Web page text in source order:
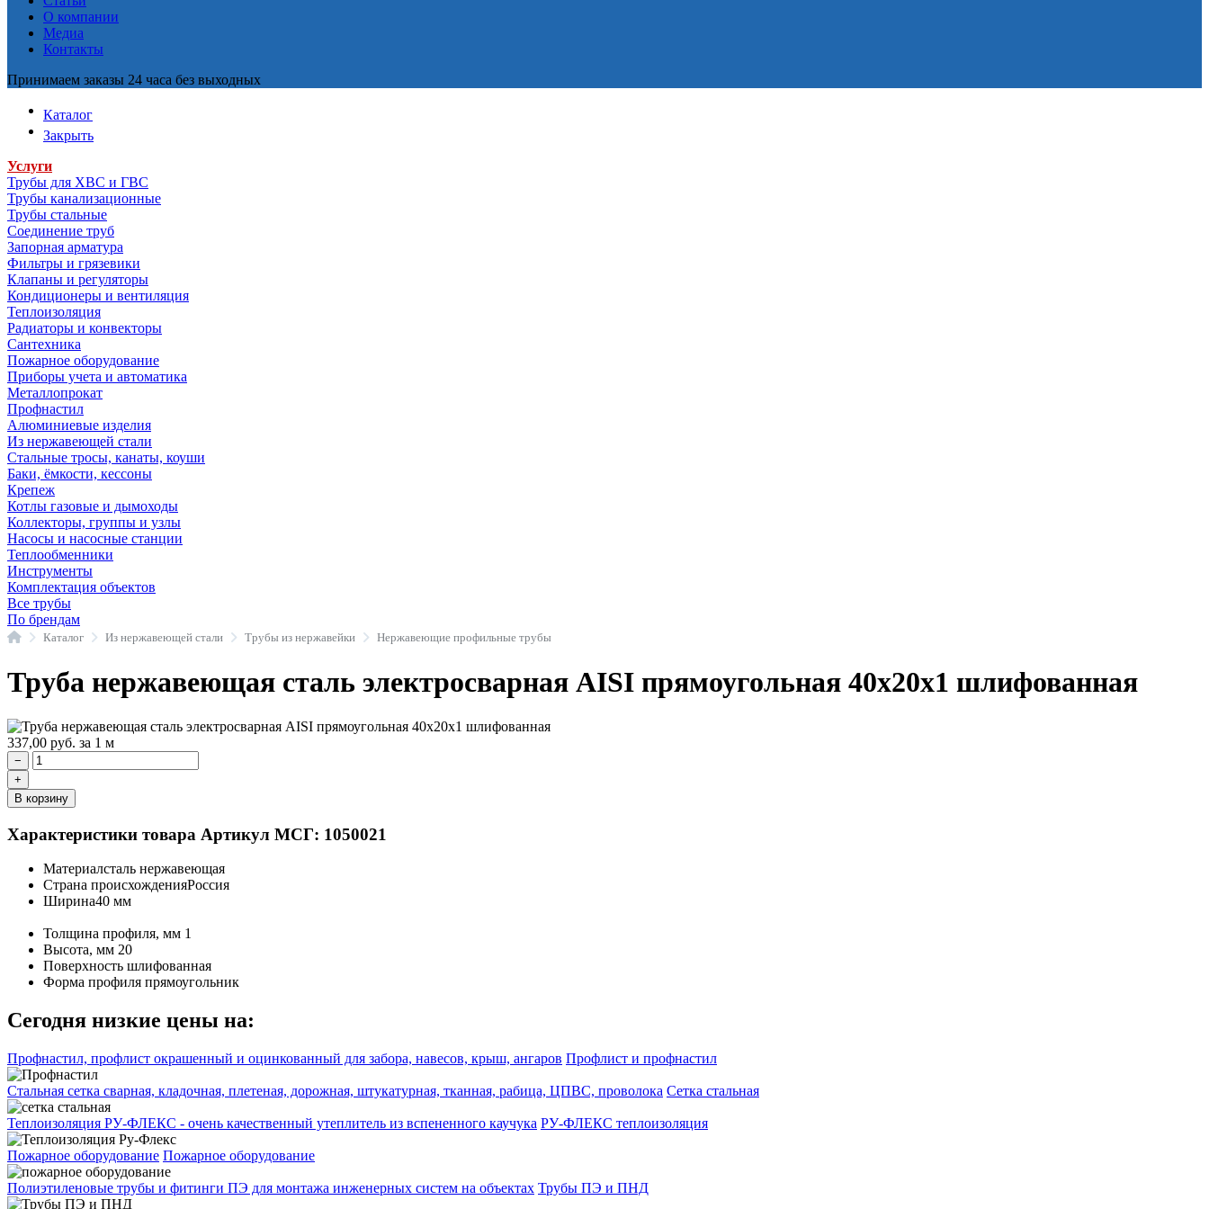
О компании
Медиа
Контакты
Принимаем заказы 24 часа без выходных
Каталог
Закрыть
Услуги
Трубы для ХВС и ГВС
Трубы канализационные
Трубы стальные
Соединение труб
Запорная арматура
Фильтры и грязевики
Клапаны и регуляторы
Кондиционеры и вентиляция
Теплоизоляция
Радиаторы и конвекторы
Сантехника
Пожарное оборудование
Приборы учета и автоматика
Металлопрокат
Профнастил
Алюминиевые изделия
Из нержавеющей стали
Стальные тросы, канаты, коуши
Баки, ёмкости, кессоны
Крепеж
Котлы газовые и дымоходы
Коллекторы, группы и узлы
Насосы и насосные станции
Теплообменники
Инструменты
Комплектация объектов
Все трубы
По брендам
ГлавнаяКаталог Из нержавеющей стали Трубы из нержавейки Нержавеющие профильные трубы
Труба нержавеющая сталь электросварная AISI прямоугольная 40х20х1 шлифованная
337,00 руб. за 1 м
−
+
В корзину
Характеристики товара Артикул МСГ: 1050021
Материалсталь нержавеющая
Страна происхожденияРоссия
Ширина40 мм
Толщина профиля, мм 1
Высота, мм 20
Поверхность шлифованная
Форма профиля прямоугольник
Сегодня низкие цены на:
Профнастил, профлист окрашенный и оцинкованный для забора, навесов, крыш, ангаров Профлист и профнастил
Стальная сетка сварная, кладочная, плетеная, дорожная, штукатурная, тканная, рабица, ЦПВС, проволока Сетка стальная
Теплоизоляция РУ-ФЛЕКС - очень качественный утеплитель из вспененного каучука РУ-ФЛЕКС теплоизоляция
Пожарное оборудование Пожарное оборудование
Полиэтиленовые трубы и фитинги ПЭ для монтажа инженерных систем на объектах Трубы ПЭ и ПНД